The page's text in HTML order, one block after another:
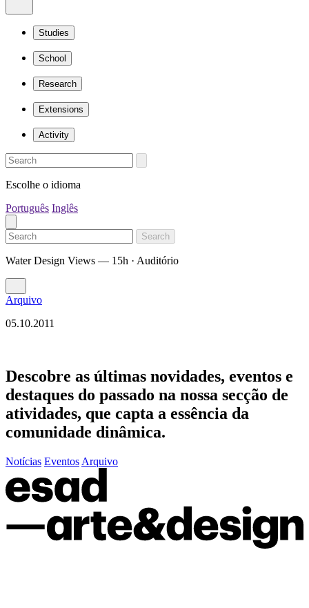
Studies
School
Research
Extensions
Activity
Escolhe o idioma
Português Inglês
Search
Water Design Views — 15h · Auditório
Arquivo
05.10.2011
Descobre as últimas novidades, eventos e
destaques do passado na nossa secção de
atividades, que capta a essência da
comunidade dinâmica.
Notícias Eventos Arquivo